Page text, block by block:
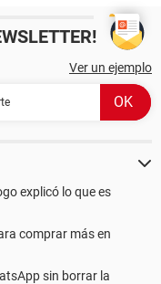
Ver un ejemplo
explicó lo que es
comprar más en
sin borrar la